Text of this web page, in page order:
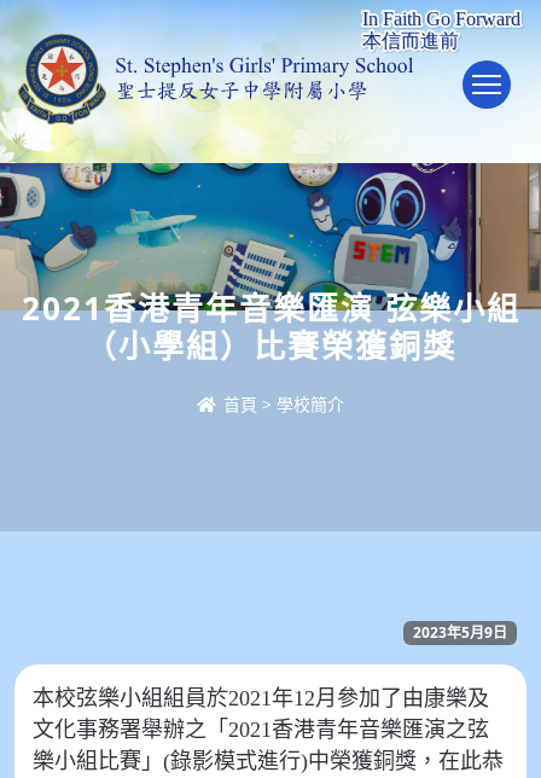
2021香港青年音樂匯演 弦樂小組
（小學組）比賽榮獲銅獎
首頁 > 學校簡介
2023年5月9日
本校弦樂小組組員於2021年12月參加了由康樂及
文化事務署舉辦之「2021香港青年音樂匯演之弦
樂小組比賽」(錄影模式進行)中榮獲銅獎，在此恭